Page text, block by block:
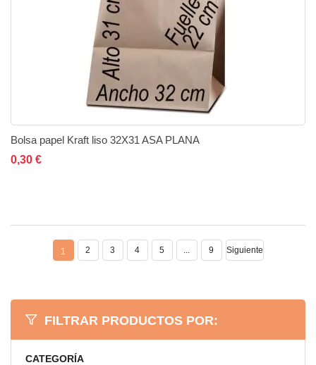
Bolsa papel Kraft liso 32X31 ASA PLANA
0,30 €
1 2 3 4 5 9 Siguiente
FILTRAR PRODUCTOS POR:
CATEGORÍA